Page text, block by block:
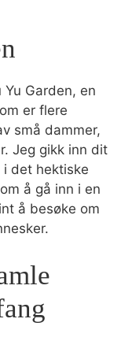
Garden, en
er flere
små dammer,
Jeg gikk inn dit
det hektiske
å gå inn i en
å besøke om